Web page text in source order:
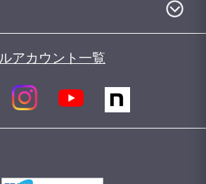
アカウント一覧